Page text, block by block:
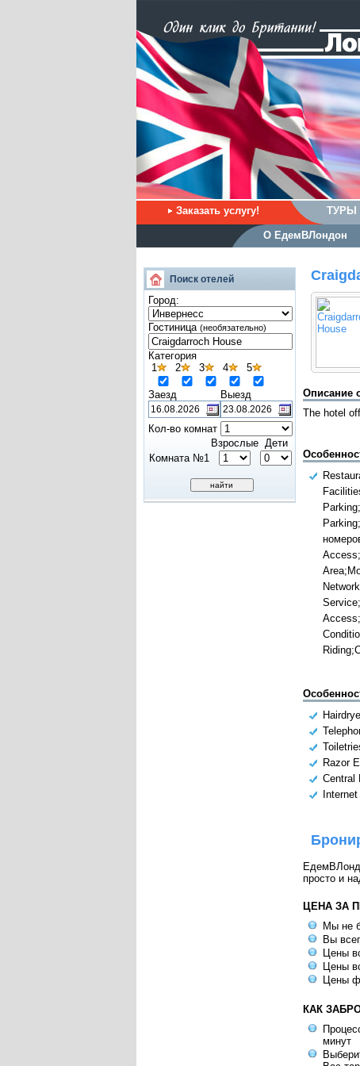
Заказать услугу! ТУРЫ
О ЕдемВЛондон
Поиск отелей
Город:
Гостиница (необязательно)
Категория
1
2 3 4 5
Заезд Выезд
Кол-во комнат
Взрослые Дети
Комната №1
Описание
The hotel
Razor
Central
просто и
ЦЕНА ЗА
Мы не
Вы
Цены
Цены
Цены
КАК
минут